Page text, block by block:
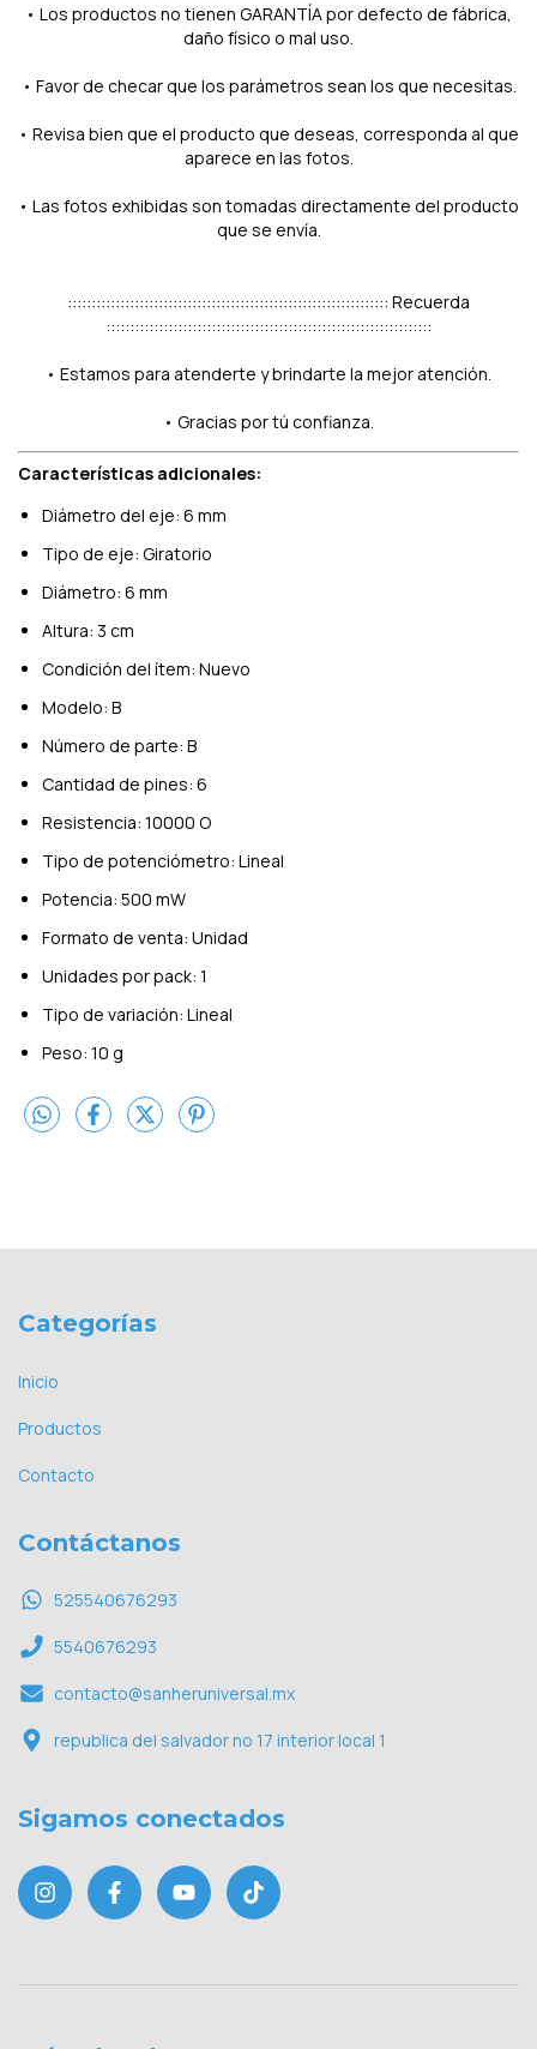
• Los productos no tienen GARANTÍA por defecto de fábrica,
daño físico o mal uso.
• Favor de checar que los parámetros sean los que necesitas.
• Revisa bien que el producto que deseas, corresponda al que
aparece en las fotos.
• Las fotos exhibidas son tomadas directamente del producto
que se envía.
::::::::::::::::::::::::::::::::::::::::::::::::::::::::::::::::::: Recuerda
::::::::::::::::::::::::::::::::::::::::::::::::::::::::::::::::::::
• Estamos para atenderte y brindarte la mejor atención.
• Gracias por tú confianza.
Características adicionales:
Diámetro del eje: 6 mm
Tipo de eje: Giratorio
Diámetro: 6 mm
Altura: 3 cm
Condición del ítem: Nuevo
Modelo: B
Número de parte: B
Cantidad de pines: 6
Resistencia: 10000 O
Tipo de potenciómetro: Lineal
Potencia: 500 mW
Formato de venta: Unidad
Unidades por pack: 1
Tipo de variación: Lineal
Peso: 10 g
Categorías
Inicio
Productos
Contacto
Contáctanos
525540676293
5540676293
contacto@sanheruniversal.mx
republica del salvador no 17 interior local 1
Sigamos conectados